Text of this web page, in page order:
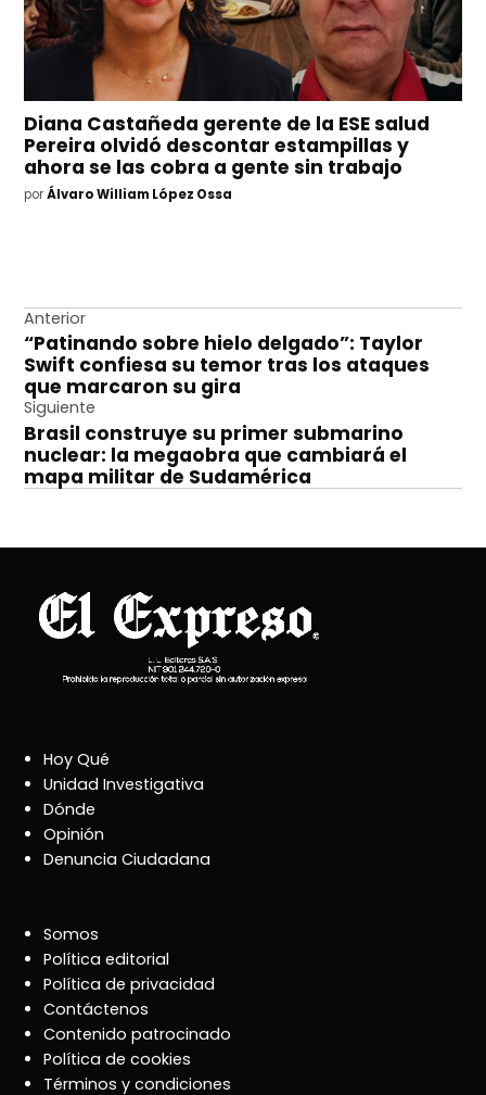
Diana Castañeda gerente de la ESE salud
Pereira olvidó descontar estampillas y
ahora se las cobra a gente sin trabajo
por Álvaro William López Ossa
Navegación
de
entradas
Anterior
“Patinando sobre hielo delgado”: Taylor
Swift confiesa su temor tras los ataques
que marcaron su gira
Siguiente
Brasil construye su primer submarino
nuclear: la megaobra que cambiará el
mapa militar de Sudamérica
Hoy Qué
Unidad Investigativa
Dónde
Opinión
Denuncia Ciudadana
Somos
Política editorial
Política de privacidad
Contáctenos
Contenido patrocinado
Política de cookies
Términos y condiciones